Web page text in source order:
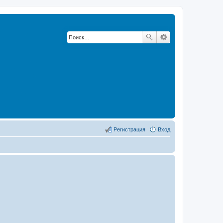
Вход
Регистрация